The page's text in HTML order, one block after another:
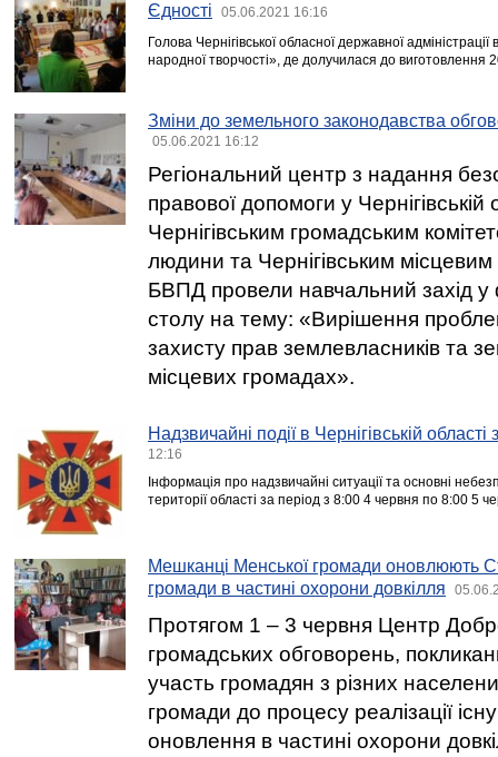
Єдності
05.06.2021 16:16
Голова Чернігівської обласної державної
народної творчості», де долучилася до виготовлення
Зміни до земельного законодавства
05.06.2021 16:12
Регіональний центр з надання
правової допомоги у Чернігівській
Чернігівським громадським
людини та Чернігівським
БВПД провели навчальний захід у
столу на тему: «Вирішення
захисту прав землевласників та
місцевих громадах».
Надзвичайні події в Чернігівській
12:16
Інформація про надзвичайні ситуації та основні
території області за період з 8:00 4 червня по 8:00 5
Мешканці Менської громади оновлюють
громади в частині охорони довкілля
Протягом 1 – 3 червня Центр
громадських обговорень,
участь громадян з різних
громади до процесу реалізації
оновлення в частині охорони